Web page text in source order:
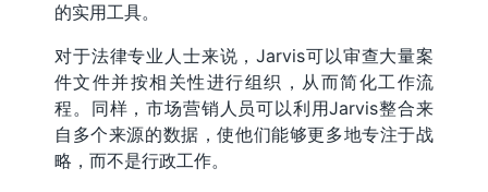
的实用工具。
对于法律专业人士来说，Jarvis可以审查大量案
件文件并按相关性进行组织，从而简化工作流
程。同样，市场营销人员可以利用Jarvis整合来
自多个来源的数据，使他们能够更多地专注于战
略，而不是行政工作。